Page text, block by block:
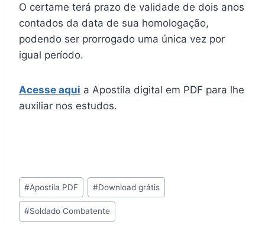
O certame terá prazo de validade de dois anos
contados da data de sua homologação,
podendo ser prorrogado uma única vez por
igual período.
Acesse aqui a Apostila digital em PDF para lhe
auxiliar nos estudos.
Tags
do
Post:
#Apostila PDF #Download grátis
#Soldado Combatente